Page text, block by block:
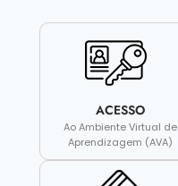
ACESSO
Ao Ambiente Virtual de
Aprendizagem (AVA)